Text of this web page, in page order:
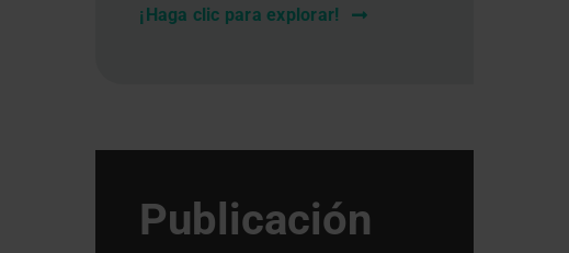
¡Haga clic para explorar!
Publicación